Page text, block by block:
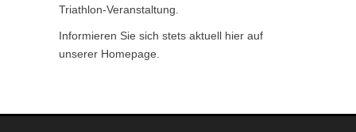
Triathlon-Veranstaltung.
Informieren Sie sich stets aktuell hier auf
unserer Homepage.